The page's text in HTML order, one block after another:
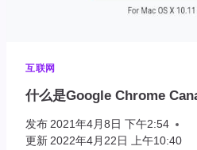
互联网
什么是Google Chrome
发布 2021年4月8日 下午2:54
更新 2022年4月22日 上午10:40